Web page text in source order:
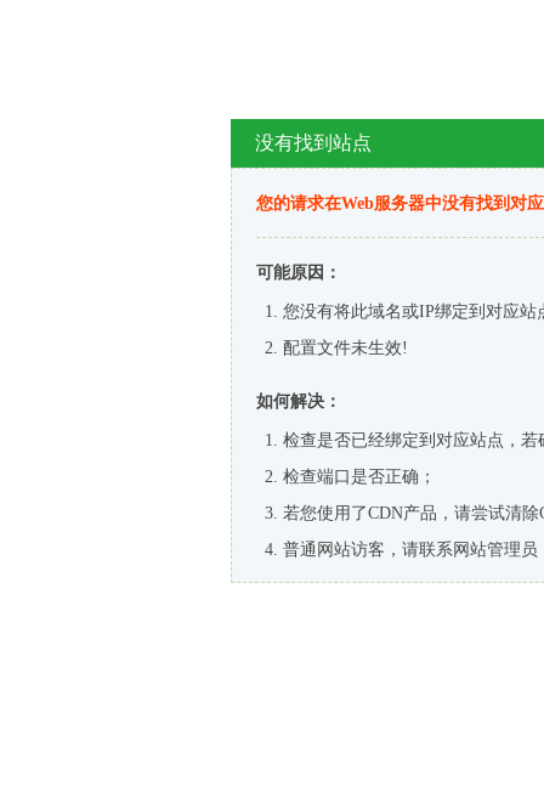
没有找到站点
您的请求在Web服务器中没有找到对
可能原因：
您没有将此域名或IP绑定到对应站
配置文件未生效!
如何解决：
检查是否已经绑定到对应站点，
检查端口是否正确；
若您使用了CDN产品，请尝试清除
普通网站访客，请联系网站管理员